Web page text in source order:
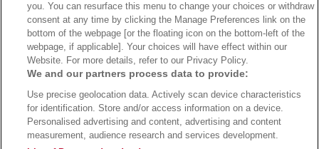
you. You can resurface this menu to change your choices or withdraw
consent at any time by clicking the Manage Preferences link on the
bottom of the webpage [or the floating icon on the bottom-left of the
webpage, if applicable]. Your choices will have effect within our
Website. For more details, refer to our Privacy Policy.
We and our partners process data to provide:
Use precise geolocation data. Actively scan device characteristics
for identification. Store and/or access information on a device.
Personalised advertising and content, advertising and content
measurement, audience research and services development.